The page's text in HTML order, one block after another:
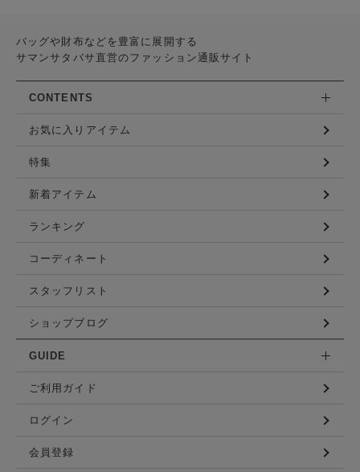
バッグや財布などを豊富に展開する
サマンサタバサ直営のファッション通販サイト
CONTENTS
お気に入りアイテム
特集
新着アイテム
ランキング
コーディネート
スタッフリスト
ショップブログ
GUIDE
ご利用ガイド
ログイン
会員登録